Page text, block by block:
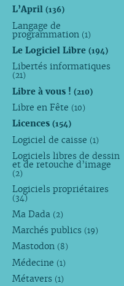
L’April (136)
Langage de
programmation (1)
Le Logiciel Libre (194)
Libertés informatiques
(21)
Libre à vous ! (210)
Libre en Fête (10)
Licences (154)
Logiciel de caisse (1)
Logiciels libres de dessin
et de retouche d’image
(2)
Logiciels propriétaires
(34)
Ma Dada (2)
Marchés publics (19)
Mastodon (8)
Médecine (1)
Métavers (1)